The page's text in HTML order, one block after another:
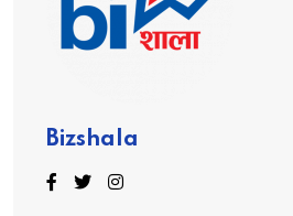
Bizshala